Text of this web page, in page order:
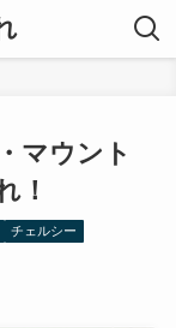
マウント
！
チェルシー